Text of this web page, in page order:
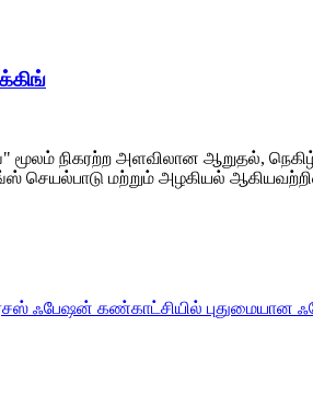
மூலம் நிகரற்ற அளவிலான ஆறுதல்,
செயல்பாடு மற்றும் அழகியல்